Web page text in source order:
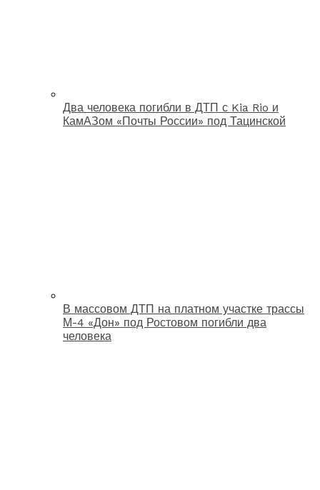
Два человека погибли в ДТП с Kia Rio и
КамАЗом «Почты России» под Тацинской
В массовом ДТП на платном участке трассы
М-4 «Дон» под Ростовом погибли два
человека